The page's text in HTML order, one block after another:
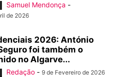
Samuel Mendonça -
de 2026
2026: António
foi também o
no Algarve...
Redação - 9 de Fevereiro de 2026